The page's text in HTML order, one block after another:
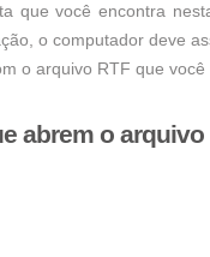
que você encontra
o computador deve
o arquivo RTF que você
abrem o arquivo